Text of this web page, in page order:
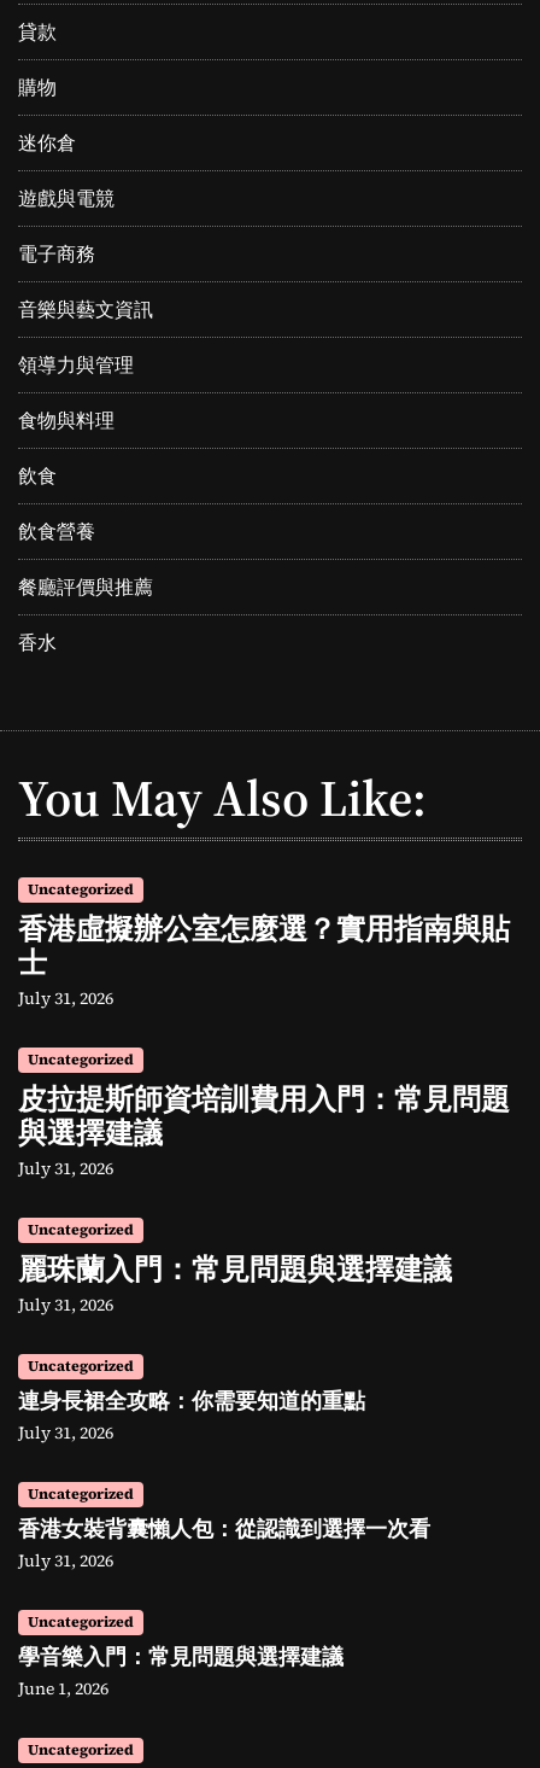
貸款
購物
迷你倉
遊戲與電競
電子商務
音樂與藝文資訊
領導力與管理
食物與料理
飲食
飲食營養
餐廳評價與推薦
香水
You May Also Like:
Uncategorized
香港虛擬辦公室怎麼選？實用指南與貼
士
July 31, 2026
Uncategorized
皮拉提斯師資培訓費用入門：常見問題
與選擇建議
July 31, 2026
Uncategorized
麗珠蘭入門：常見問題與選擇建議
July 31, 2026
Uncategorized
連身長裙全攻略：你需要知道的重點
July 31, 2026
Uncategorized
香港女裝背囊懶人包：從認識到選擇一次看
July 31, 2026
Uncategorized
學音樂入門：常見問題與選擇建議
June 1, 2026
Uncategorized